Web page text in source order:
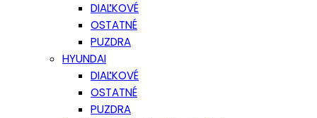
DIAĽKOVÉ
OSTATNÉ
PUZDRA
HYUNDAI
DIAĽKOVÉ
OSTATNÉ
PUZDRA